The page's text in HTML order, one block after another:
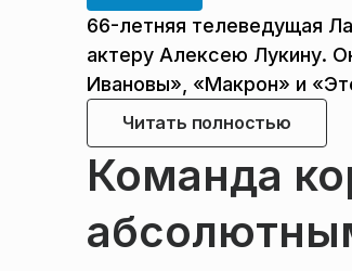
66-летняя телеведущая
актеру Алексею Лукину.
Ивановы», «Макрон» и
Читать полностью
Команда